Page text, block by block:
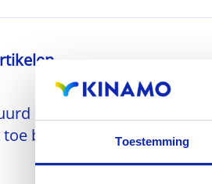
Toestemming
naar gmail.com
bij de ontvanger